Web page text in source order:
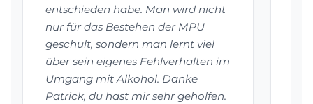
entschieden habe. Man wird nicht
nur für das Bestehen der MPU
geschult, sondern man lernt viel
über sein eigenes Fehlverhalten im
Umgang mit Alkohol. Danke
Patrick, du hast mir sehr geholfen.